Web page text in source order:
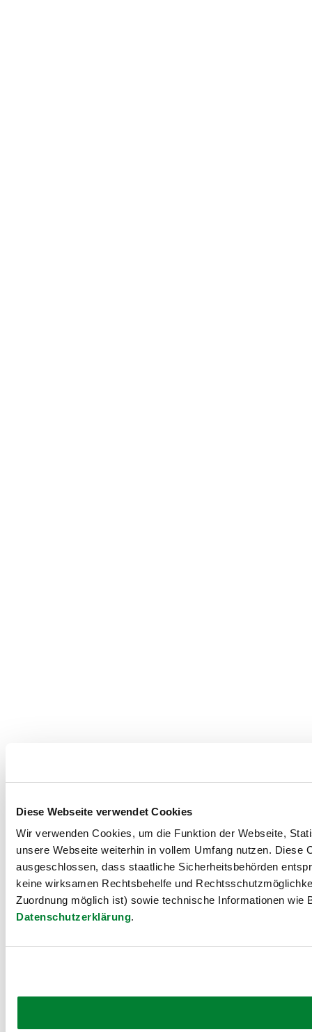
Diese Webseite verwendet Cookies
Wir verwenden Cookies, um die Funktion der Webseite,
unsere Webseite weiterhin in vollem Umfang nutzen.
ausgeschlossen, dass staatliche Sicherheitsbehörden
keine wirksamen Rechtsbehelfe und
Zuordnung möglich ist) sowie technische Informationen
Datenschutzerklärung.